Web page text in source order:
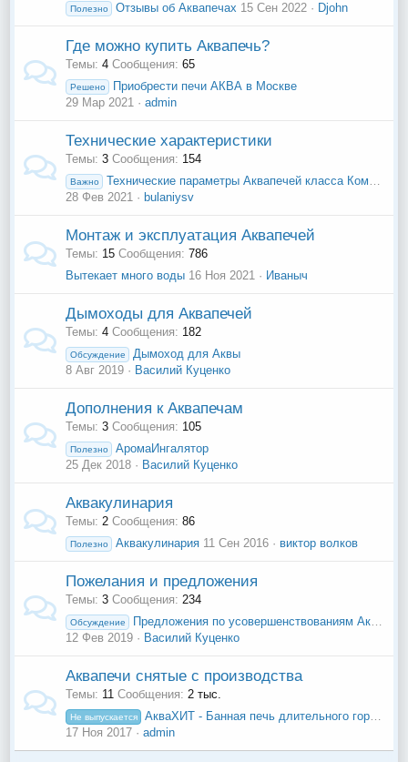
Полезно Отзывы об Аквапечах 15 Сен 2022 Djohn
Где можно купить Аквапечь?
Темы 4 Сообщения 65
Решено
Приобрести печи АКВА в Москве
29 Мар 2021
admin
Технические характеристики
Темы 3 Сообщения 154
Важно
Технические параметры Аквапечей класса Комфорт и Элит
28 Фев 2021
bulaniysv
Монтаж и эксплуатация Аквапечей
Темы 15 Сообщения
786
Вытекает много воды 16 Ноя 2021 Иваныч
Дымоходы для Аквапечей
Темы 4 Сообщения 182
Обсуждение
Дымоход для Аквы
8 Авг 2019
Василий Куценко
Дополнения к Аквапечам
Темы 3 Сообщения 105
Полезно
АромаИнгалятор
25 Дек 2018
Василий Куценко
Аквакулинария
Темы 2 Сообщения 86
Полезно Аквакулинария 11 Сен 2016 виктор волков
Пожелания и предложения
Темы 3 Сообщения 234
Обсуждение
Предложения по усовершенствованиям Аквы
12 Фев 2019
Василий Куценко
Аквапечи снятые с производства
Темы 11 Сообщения 2 тыс.
Не выпускается
АкваХИТ - Банная печь длительного горения
17 Ноя 2017
admin